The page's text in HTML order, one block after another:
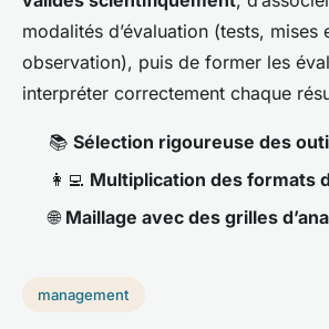
modalités d’évaluation (tests, mises
observation), puis de former les
interpréter correctement chaque
📚 Sélection rigoureuse des
👩‍💻 Multiplication des formats
🌐 Maillage avec des grilles
management